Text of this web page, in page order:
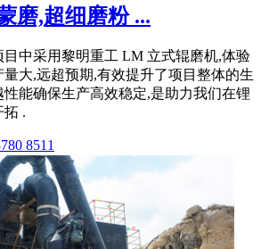
磨,超细磨粉 ...
中采用黎明重工 LM 立式辊磨机,体验
大,远超预期,有效提升了项目整体的生
性能确保生产高效稳定,是助力我们在锂
拓 .
8511